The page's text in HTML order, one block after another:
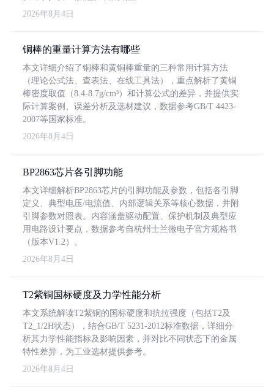
2026年8月4日
铜棒的重量计算方法有哪些
本文详细介绍了铜棒和黄铜棒重量的三种常用计算方法
（理论公式法、查表法、在线工具法），重点解析了黄铜
棒密度取值（8.4-8.7g/cm³）和计算公式的差异，并提供实
际计算案例、误差分析及选材建议，数据参考GB/T 4423-
2007等国家标准。
2026年8月4日
BP2863芯片各引脚功能
本文详细解析BP2863芯片的引脚功能及参数，包括各引脚
定义、典型电压/电流值、内部逻辑关系等核心数据，并附
引脚参数对照表。内容涵盖驱动配置、保护机制及典型应
用电路设计要点，数据参考自杭州士兰微电子官方规格书
（版本V1.2）。
2026年8月4日
T2紫铜国标硬度及力学性能分析
本文系统解读T2紫铜的国标硬度和抗拉强度（包括T2及
T2_1/2H状态），结合GB/T 5231-2012标准数据，详细分
析其力学性能指标及影响因素，并对比不同状态下的金属
特性差异，为工业选材提供参考。
2026年8月4日